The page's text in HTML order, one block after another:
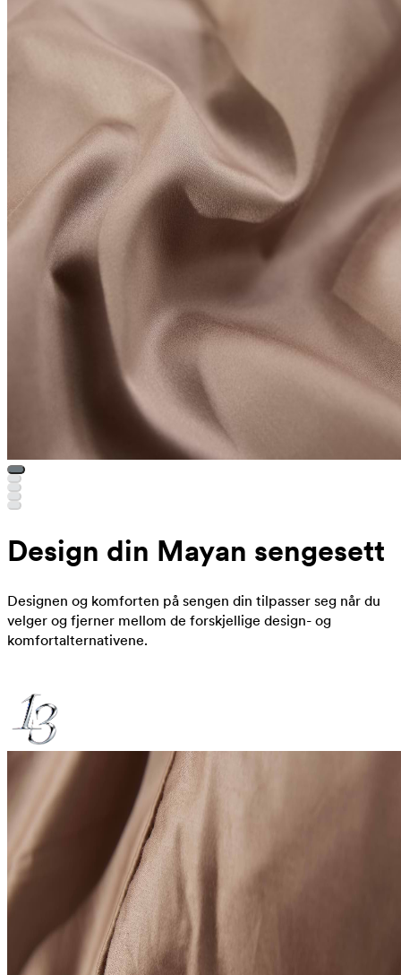
Design din Mayan sengesett
Designen og komforten på sengen din tilpasser seg når du
velger og fjerner mellom de forskjellige design- og
komfortalternativene.